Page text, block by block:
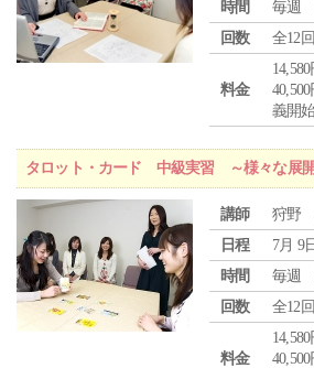
時間
毎週
回数
全12回
料金
義開
タロット・カード 中級実習 ～様々な展
講師
狩野
日程
7月 9
時間
毎週
回数
全12回
料金